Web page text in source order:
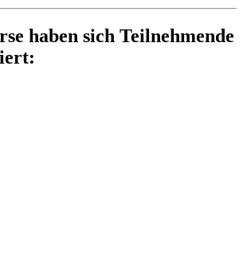
haben sich Teilnehmende